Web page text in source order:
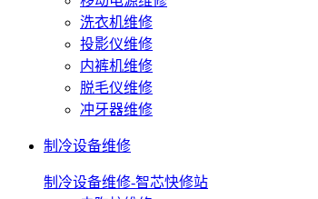
洗衣机维修
投影仪维修
内裤机维修
脱毛仪维修
冲牙器维修
制冷设备维修
制冷设备维修-智芯快修站